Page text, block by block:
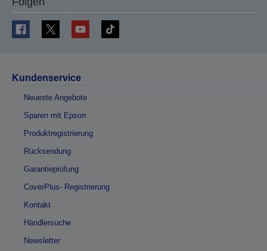
Kundenservice
Neueste Angebote
Sparen mit Epson
Produktregistrierung
Rücksendung
Garantieprüfung
CoverPlus- Registrierung
Kontakt
Händlersuche
Newsletter